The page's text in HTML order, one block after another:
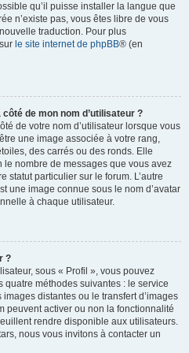
qu’il puisse installer la langue que
n’existe pas, vous êtes libre de vous
traduction. Pour plus
le site internet de phpBB® (en
de mon nom d’utilisateur ?
de votre nom d’utilisateur lorsque vous
une image associée à votre rang,
des carrés ou des ronds. Elle
le nombre de messages que vous avez
statut particulier sur le forum. L’autre
une image connue sous le nom d’avatar
à chaque utilisateur.
?
sous « Profil », vous pouvez
méthodes suivantes : le service
distantes ou le transfert d’images
peuvent activer ou non la fonctionnalité
rendre disponible aux utilisateurs.
nous vous invitons à contacter un